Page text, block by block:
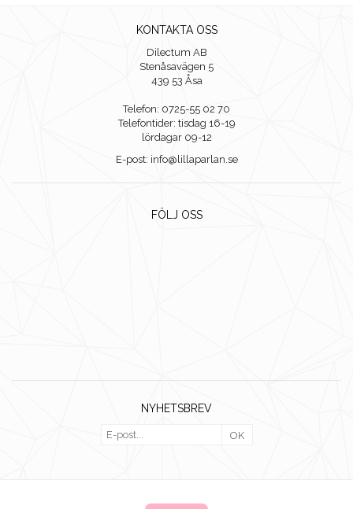
KONTAKTA OSS
Dilectum AB
Stenåsavägen 5
439 53 Åsa
Telefon: 0725-55 02 70
Telefontider: tisdag 16-19
lördagar 09-12
E-post: info@lillaparlan.se
FÖLJ OSS
NYHETSBREV
OK